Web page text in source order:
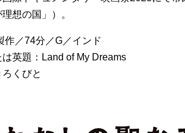
想の国」）。
作／74分／G／インド
は英題：Land of My Dreams
くびと